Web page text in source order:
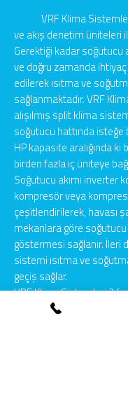
VRF Klima
ve akış denetim üniteleri
Gerektiği kadar soğutucu
ve doğru zamanda
edilerek ısıtma ve
sağlanmaktadır. VRF
alışılmış split klima
soğutucu hattında isteğe
HP kapasite aralığında ki
birden fazla iç üniteye
Soğutucu akımı inverter
kompresör veya
çeşitlendirilerek, havası
mekanlara göre soğutucu
göstermesi sağlanır. İleri
sistemi ısıtma ve
geçiş sağlar.
VRF Klima Sistemleri 2
çeşidi vardır. Heat